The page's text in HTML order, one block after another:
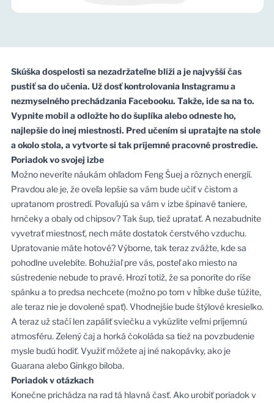
Skúška dospelosti sa nezadržateľne blíži a je najvyšší čas
pustiť sa do učenia. Už dosť kontrolovania Instagramu a
nezmyselného prechádzania Facebooku. Takže, ide sa na to.
Vypnite mobil a odložte ho do šuplíka alebo odneste ho,
najlepšie do inej miestnosti. Pred učením si upratajte na stole
a okolo stola, a vytvorte si tak príjemné pracovné prostredie.
Poriadok vo svojej izbe
Možno neveríte náukám ohľadom Feng Šuej a rôznych energií.
Pravdou ale je, že oveľa lepšie sa vám bude učiť v čistom a
upratanom prostredí. Povaľujú sa vám v izbe špinavé taniere,
hrnčeky a obaly od chipsov? Tak šup, tiež upratať. A nezabudnite
vyvetrať miestnosť, nech máte dostatok čerstvého vzduchu.
Upratovanie máte hotové? Výborne, tak teraz zvážte, kde sa
pohodlne uvelebíte. Bohužiaľ pre vás, posteľ ako miesto na
sústredenie nebude to pravé. Hrozí totiž, že sa ponoríte do ríše
spánku a to predsa nechcete (možno po tom v hĺbke duše túžite,
ale teraz nie je dovolené spať). Vhodnejšie bude štýlové kresielko.
A teraz už stačí len zapáliť sviečku a vykúzlite veľmi príjemnú
atmosféru. Zelený čaj a horká čokoláda sa tiež na povzbudenie
mysle budú hodiť. Využiť môžete aj iné nakopávky, ako je
Guarana alebo Ginkgo biloba.
Poriadok v otázkach
Konečne prichádza na rad tá hlavná časť. Ako urobiť poriadok v